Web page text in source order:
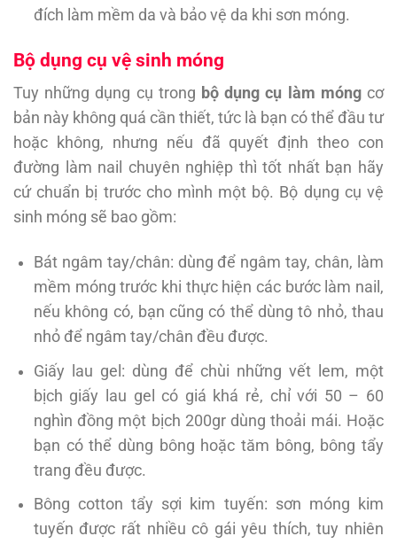
đích làm mềm da và bảo vệ da khi sơn móng.
Bộ dụng cụ vệ sinh móng
Tuy những dụng cụ trong bộ dụng cụ làm móngcơ
bản này không quá cần thiết, tức là bạn có thể đầu tư
hoặc không, nhưng nếu đã quyết định theo con
đường làm nail chuyên nghiệp thì tốt nhất bạn hãy
cứ chuẩn bị trước cho mình một bộ. Bộ dụng cụ vệ
sinh móng sẽ bao gồm:
Bát ngâm tay/chân: dùng để ngâm tay, chân, làm
mềm móng trước khi thực hiện các bước làm nail,
nếu không có, bạn cũng có thể dùng tô nhỏ, thau
nhỏ để ngâm tay/chân đều được.
Giấy lau gel: dùng để chùi những vết lem, một
bịch giấy lau gel có giá khá rẻ, chỉ với 50 – 60
nghìn đồng một bịch 200gr dùng thoải mái. Hoặc
bạn có thể dùng bông hoặc tăm bông, bông tẩy
trang đều được.
Bông cotton tẩy sợi kim tuyến: sơn móng kim
tuyến được rất nhiều cô gái yêu thích, tuy nhiên